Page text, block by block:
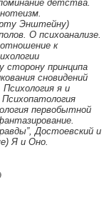
детства.
Энштейну)
О психоанализе.
к
сторону принципа
сновидений
Психология я и
первобытной
Достоевский и
Я и Оно.